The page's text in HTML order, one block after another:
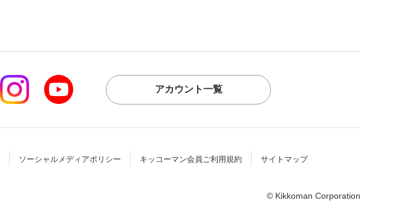
アカウント一覧
ソーシャルメディアポリシー キッコーマン会員ご利用規約 サイトマップ
© Kikkoman Corporation